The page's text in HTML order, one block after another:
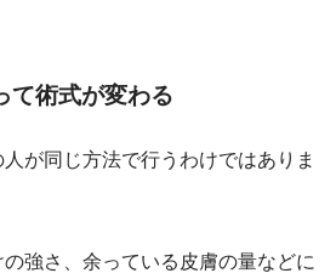
て術式が変わる
が同じ方法で行うわけではありま
強さ、余っている皮膚の量などに